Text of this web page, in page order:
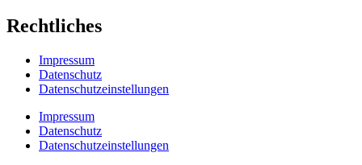
Rechtliches
Impressum
Datenschutz
Datenschutzeinstellungen
Impressum
Datenschutz
Datenschutzeinstellungen